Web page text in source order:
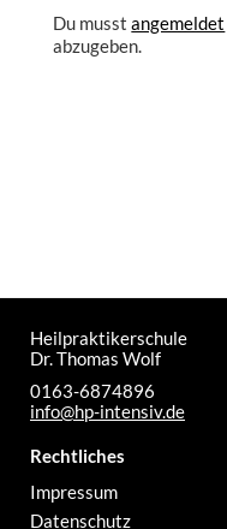
Du musstangemeldet
abzugeben.
Heilpraktikerschule
Dr. Thomas Wolf
0163-6874896
info@hp-intensiv.de
Rechtliches
Impressum
Datenschutz